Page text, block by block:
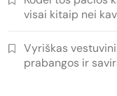
visai kitaip nei
Vyriškas
prabangos ir